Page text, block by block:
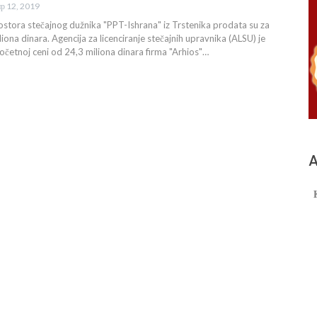
12, 2019
stečajnog dužnika "PPT-Ishrana" iz Trstenika prodata su za
dinara. Agencija za licenciranje stečajnih upravnika (ALSU) je
ceni od 24,3 miliona dinara firma "Arhios"…